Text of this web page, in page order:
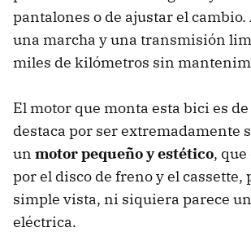
pantalones o de ajustar el cambio.
una marcha y una transmisión
miles de kilómetros sin
El motor que monta esta bici es
destaca por ser extremadamente
un motor pequeño y estético,
por el disco de freno y el cassette,
simple vista, ni siquiera parece
eléctrica.